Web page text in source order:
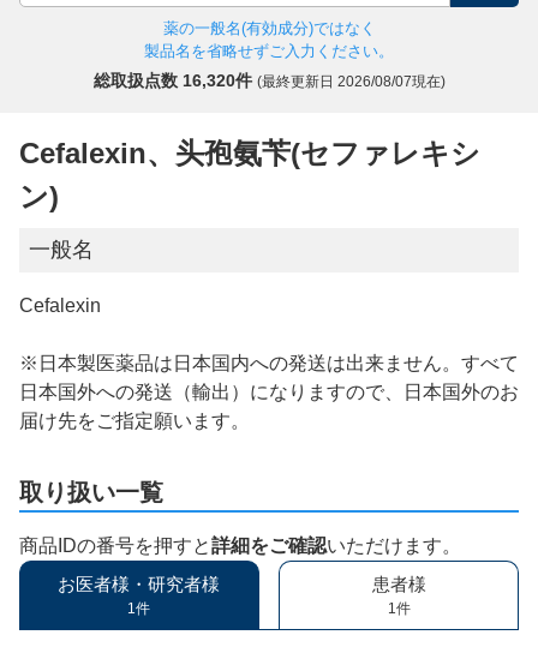
薬の一般名(有効成分)ではなく
製品名を省略せずご入力ください。
総取扱点数 16,320件 (最終更新日 2026/08/07現在)
Cefalexin、头孢氨苄(セファレキシ
ン)
一般名
Cefalexin
※日本製医薬品は日本国内への発送は出来ません。すべて
日本国外への発送（輸出）になりますので、日本国外のお
届け先をご指定願います。
取り扱い一覧
商品IDの番号を押すと詳細をご確認いただけます。
お医者様・研究者様
1件
患者様
1件